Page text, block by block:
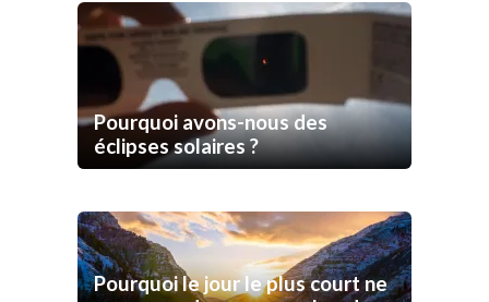
Pourquoi avons-nous des
éclipses solaires ?
Pourquoi le jour le plus court ne